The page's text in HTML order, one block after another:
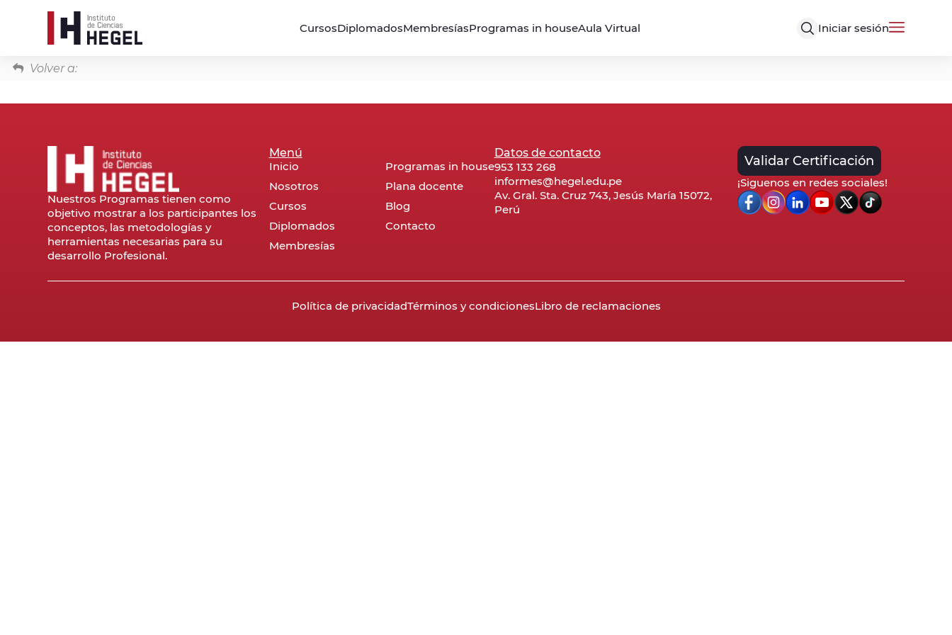
CursosDiplomadosMembresíasProgramas in houseAula Virtual Iniciar sesión
Volver a:
Nuestros Programas tienen como
objetivo mostrar a los participantes los
conceptos, las metodologías y
herramientas necesarias para su
desarrollo Profesional.
Menú
Inicio
Nosotros
Cursos
Diplomados
Membresías
Programas in house
Plana docente
Blog
Contacto
Datos de contacto
953 133 268
informes@hegel.edu.pe
Av. Gral. Sta. Cruz 743, Jesús María 15072,
Perú
Validar Certificación
¡Siguenos en redes sociales!
Política de privacidadTérminos y condicionesLibro de reclamaciones